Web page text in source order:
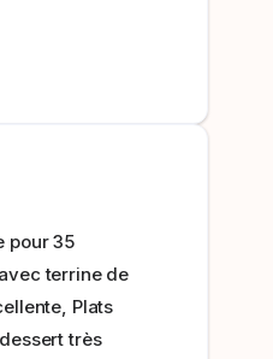
pour 35
terrine de
Plats
très